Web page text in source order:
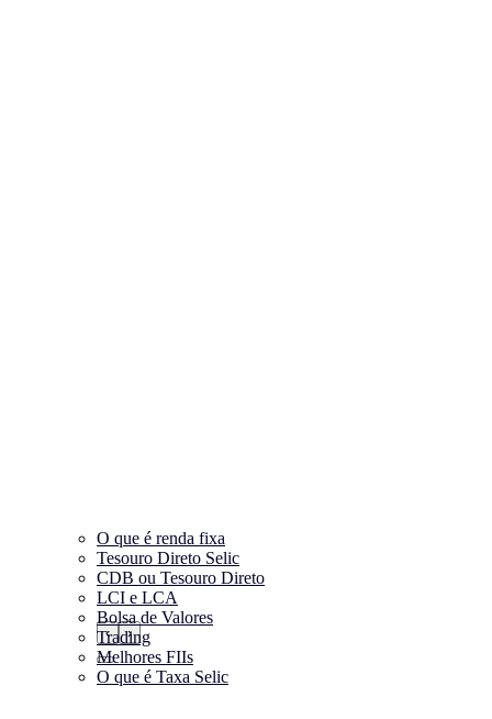
‹ ›
O que é renda fixa
Tesouro Direto Selic
CDB ou Tesouro Direto
LCI e LCA
Bolsa de Valores
Trading
Melhores FIIs
O que é Taxa Selic